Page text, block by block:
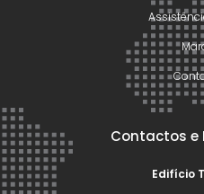
Contactos e
Edifício